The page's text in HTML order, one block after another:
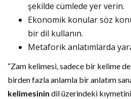
şekilde cümlede yer verin.
Ekonomik konular söz
bir dil kullanın.
Metaforik anlatımlarda
“Zam kelimesi, sadece bir kelime
birden fazla anlamla bir anlatım
kelimesinin dil üzerindeki